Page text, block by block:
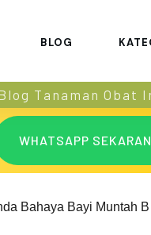
BLOG
Tanaman Obat
WHATSAPP